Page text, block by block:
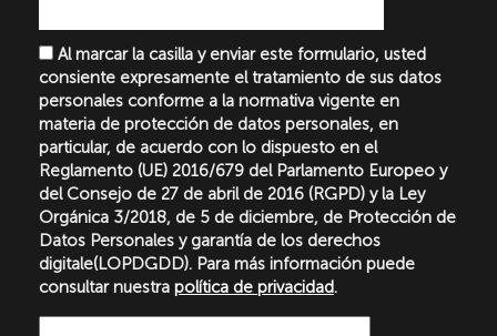
Al marcar la casilla y enviar este formulario, usted
consiente expresamente el tratamiento de sus datos
personales conforme a la normativa vigente en
materia de protección de datos personales, en
particular, de acuerdo con lo dispuesto en el
Reglamento (UE) 2016/679 del Parlamento Europeo y
del Consejo de 27 de abril de 2016 (RGPD) y la Ley
Orgánica 3/2018, de 5 de diciembre, de Protección de
Datos Personales y garantía de los derechos
digitale(LOPDGDD). Para más información puede
consultar nuestra política de privacidad.